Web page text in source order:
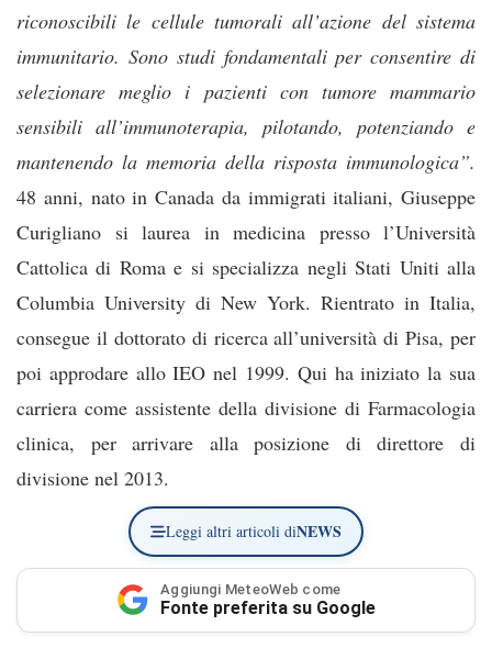
riconoscibili le cellule tumorali all’azione del sistema
immunitario. Sono studi fondamentali per consentire di
selezionare meglio i pazienti con tumore mammario
sensibili all’immunoterapia, pilotando, potenziando e
mantenendo la memoria della risposta immunologica”.
48 anni, nato in Canada da immigrati italiani, Giuseppe
Curigliano si laurea in medicina presso l’Università
Cattolica di Roma e si specializza negli Stati Uniti alla
Columbia University di New York. Rientrato in Italia,
consegue il dottorato di ricerca all’università di Pisa, per
poi approdare allo IEO nel 1999. Qui ha iniziato la sua
carriera come assistente della divisione di Farmacologia
clinica, per arrivare alla posizione di direttore di
divisione nel 2013.
Leggi altri articoli diNEWS
Aggiungi MeteoWeb come
Fonte preferita su Google